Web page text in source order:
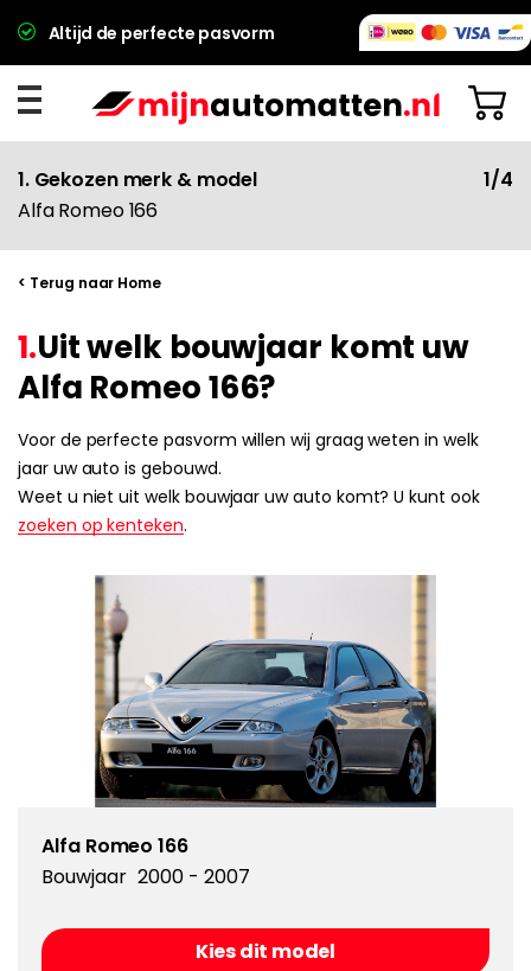
Altijd de perfecte pasvorm
1. Gekozen merk & model
Alfa Romeo 166
1/4
< Terug naar Home
1.Uit welk bouwjaar komt uw
Alfa Romeo 166?
Voor de perfecte pasvorm willen wij graag weten in welk
jaar uw auto is gebouwd.
Weet u niet uit welk bouwjaar uw auto komt? U kunt ook
zoeken op kenteken.
Alfa Romeo 166
Bouwjaar 2000 - 2007
Kies dit model